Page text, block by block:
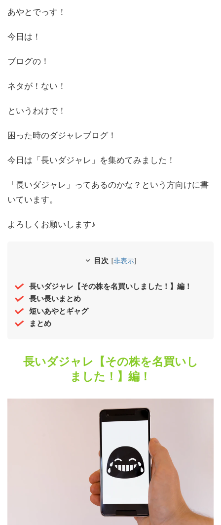
あやとでっす！
今日は！
ブログの！
ネタが！ない！
というわけで！
困った時のダジャレブログ！
今日は「長いダジャレ」を集めてみました！
「長いダジャレ」ってあるのかな？という方向けに書
いています。
よろしくお願いします♪
目次 [非表示]
長いダジャレ【その株を名買いしました！】編！
長い長いまとめ
短いあやとギャグ
まとめ
長いダジャレ【その株を名買いし
ました！】編！